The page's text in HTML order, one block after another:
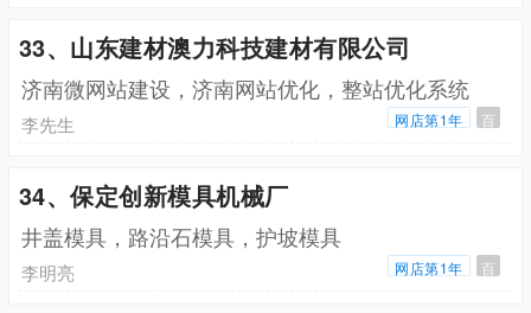
33、山东建材澳力科技建材有限公司
济南微网站建设，济南网站优化，整站优化系统
李先生 网店第1年 百
34、保定创新模具机械厂
井盖模具，路沿石模具，护坡模具
李明亮 网店第1年 百